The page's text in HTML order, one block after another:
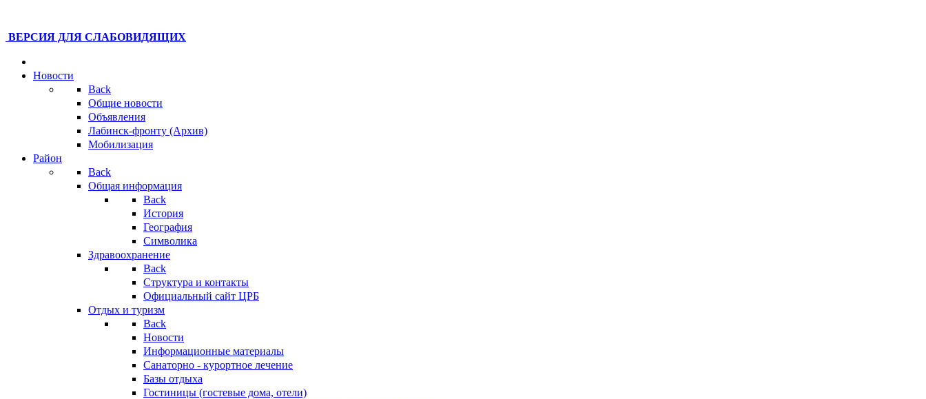
ВЕРСИЯ ДЛЯ СЛАБОВИДЯЩИХ
Новости
Back
Общие новости
Объявления
Лабинск-фронту (Архив)
Мобилизация
Район
Back
Общая информация
Back
История
География
Символика
Здравоохранение
Back
Структура и контакты
Официальный сайт ЦРБ
Отдых и туризм
Back
Новости
Информационные материалы
Санаторно - курортное лечение
Базы отдыха
Гостиницы (гостевые дома, отели)